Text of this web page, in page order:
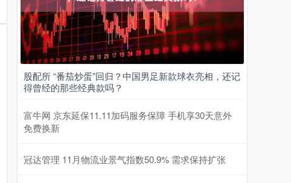
股配所 “番茄炒蛋”回归？中国男足新款球衣亮相，还记
得曾经的那些经典款吗？
富牛网 京东延保11.11加码服务保障 手机享30天意外
免费换新
冠达管理 11月物流业景气指数50.9% 需求保持扩张